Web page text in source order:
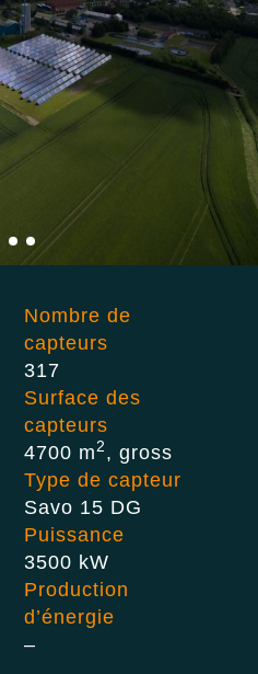
Nombre de
capteurs
317
Surface des
capteurs
4700 m 2 , gross
Type de capteur
Savo 15 DG
Puissance
3500 kW
Production
d’énergie
–